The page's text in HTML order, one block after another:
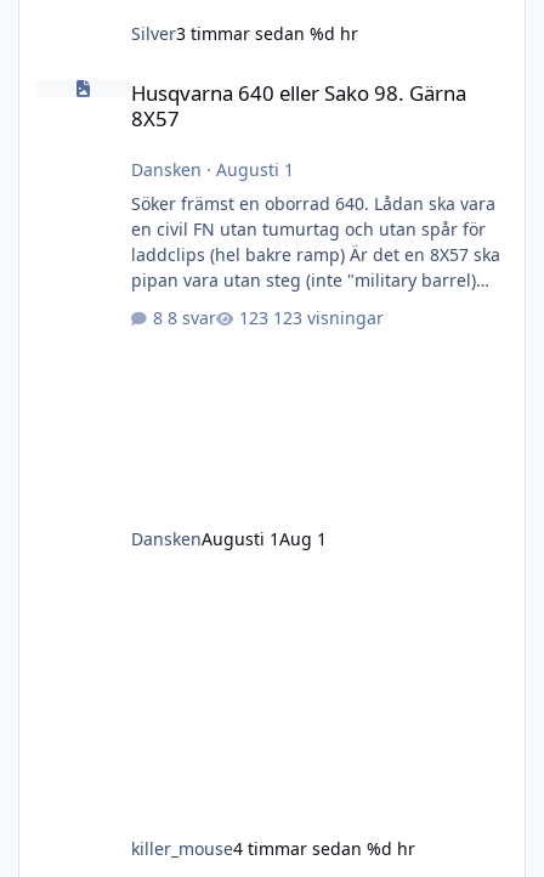
Silver3 timmar sedan %d hr
Husqvarna 640 eller Sako 98. Gärna 8X57
Husqvarna 640 eller Sako 98. Gärna
8X57
Dansken · Augusti 1
Söker främst en oborrad 640. Lådan ska vara
en civil FN utan tumurtag och utan spår för
laddclips (hel bakre ramp) Är det en 8X57 ska
pipan vara utan steg (inte "military barrel)
men söker modellen efter 1948 och metallen
ska vara fin och utan märken, rost och jack.
8 svar 123 visningar
DanskenAugusti 1Aug 1
killer_mouse4 timmar sedan %d hr